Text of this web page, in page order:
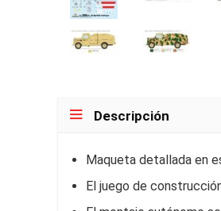
Descripción
Maqueta detallada en
El juego de